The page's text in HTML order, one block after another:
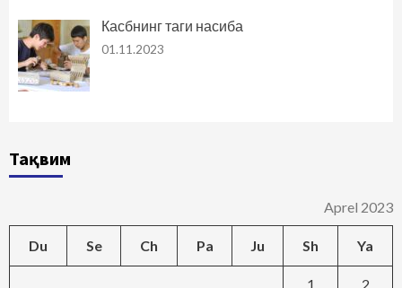
Касбнинг таги насиба
01.11.2023
Тақвим
Aprel 2023
Du Se Ch Pa Ju Sh Ya
1 2